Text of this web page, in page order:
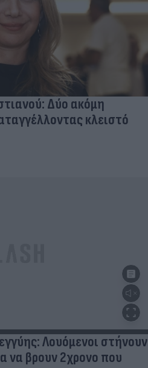
Δύο ακόμη
κλειστό
Λουόμενοι στήνουν
να βρουν 2χρονο που